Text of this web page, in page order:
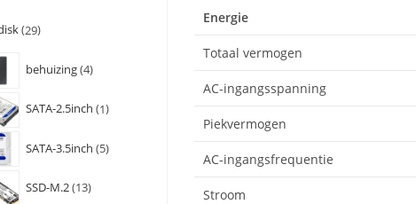
Energie
Totaal vermogen
AC-ingangsspanning
Piekvermogen
AC-ingangsfrequentie
Stroom
29
behuizing 4
SATA-2.5inch 1
SATA-3.5inch 5
SSD-M.2 13